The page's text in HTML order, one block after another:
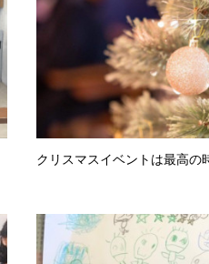
クリスマスイベントは最高の